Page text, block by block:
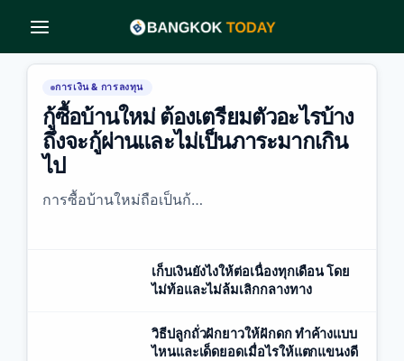
content
การเงิน & การลงทุน
กู้ซื้อบ้านใหม่ ต้องเตรียมตัวอะไรบ้าง
ถึงจะกู้ผ่านและไม่เป็นภาระมากเกิน
ไป
การซื้อบ้านใหม่ถือเป็นก้…
เก็บเงินยังไงให้ต่อเนื่องทุกเดือน โดย
ไม่ท้อและไม่ล้มเลิกกลางทาง
วิธีปลูกถั่วฝักยาวให้ฝักดก ทำค้างแบบ
ไหนและเด็ดยอดเมื่อไรให้แตกแขนงดี